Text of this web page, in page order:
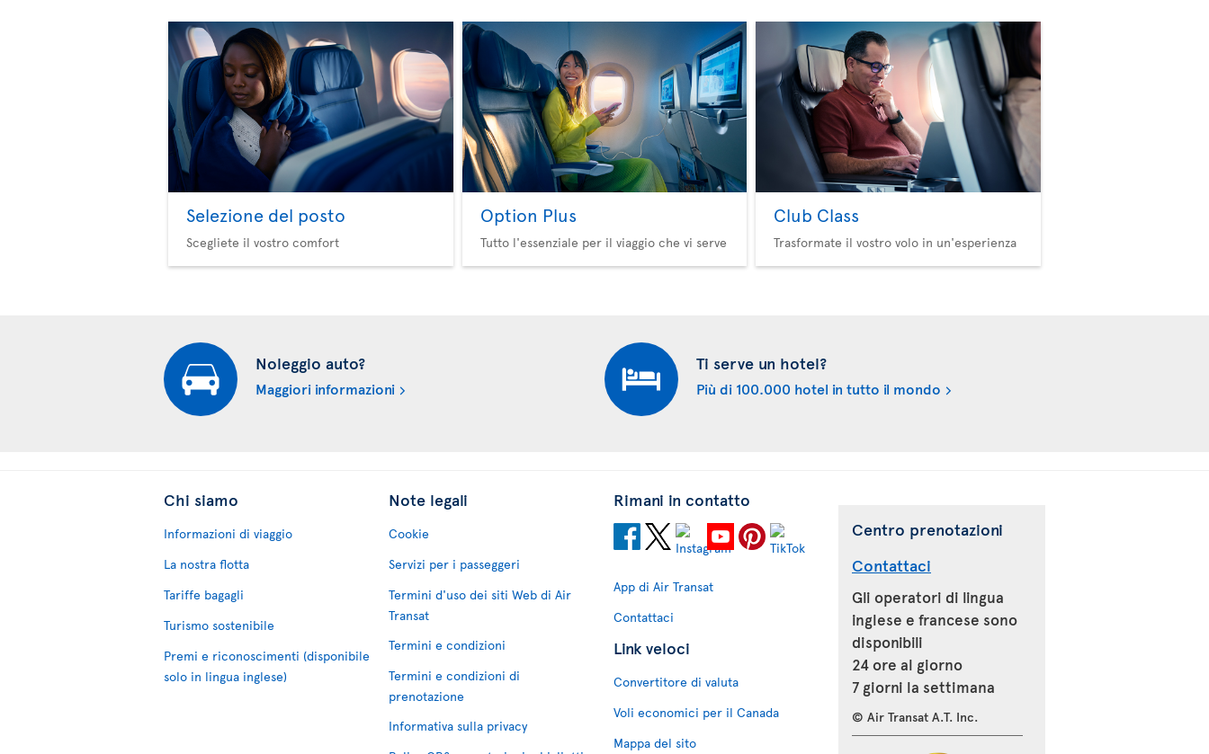
Selezione del posto
Scegliete il vostro comfort
Option Plus
Tutto l'essenziale per il viaggio che vi serve
Club Class
Trasformate il vostro volo in un'esperienza
Noleggio auto?
Maggiori informazioni
Ti serve un hotel?
Più di 100.000 hotel in tutto il mondo
Chi siamo
Informazioni di viaggio
La nostra flotta
Tariffe bagagli
Turismo sostenibile
Premi e riconoscimenti (disponibile
solo in lingua inglese)
Note legali
Cookie
Servizi per i passeggeri
Termini d'uso dei siti Web di Air
Transat
Termini e condizioni
Termini e condizioni di
prenotazione
Informativa sulla privacy
Rimani in contatto
App di Air Transat
Contattaci
Link veloci
Convertitore di valuta
Voli economici per il Canada
Mappa del sito
Centro prenotazioni
Contattaci
Gli operatori di lingua
inglese e francese sono
disponibili
24 ore al giorno
7 giorni la settimana
© Air Transat A.T. Inc.